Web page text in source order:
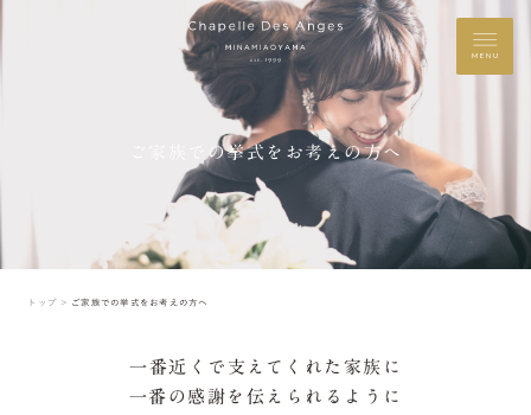
MENU
ご家族での挙式をお考えの方へ
トップ ＞ ご家族での挙式をお考えの方へ
一番近くで支えてくれた家族に
一番の感謝を伝えられるように